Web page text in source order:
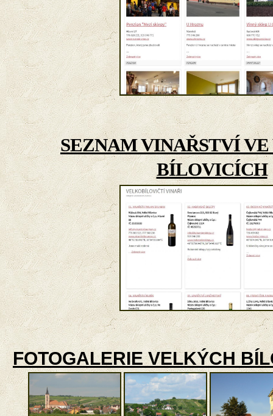
SEZNAM VINAŘSTVÍ
BÍLOVICÍCH
FOTOGALERIE VELKÝCH